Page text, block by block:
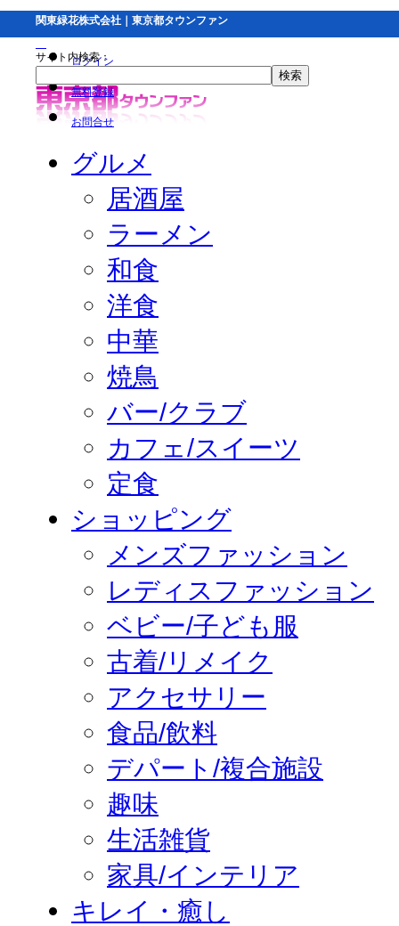
関東緑花株式会社｜東京都タウンファン
ログイン
無料登録
お問合せ
サイト内検索：
グルメ
居酒屋
ラーメン
和食
洋食
中華
焼鳥
バー/クラブ
カフェ/スイーツ
定食
ショッピング
メンズファッション
レディスファッション
ベビー/子ども服
古着/リメイク
アクセサリー
食品/飲料
デパート/複合施設
趣味
生活雑貨
家具/インテリア
キレイ・癒し